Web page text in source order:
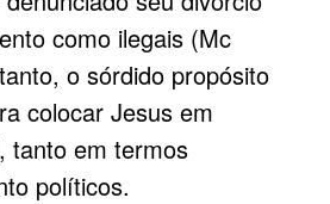
como ilegais (Mc
o sórdido propósito
colocar Jesus em
tanto em termos
políticos.